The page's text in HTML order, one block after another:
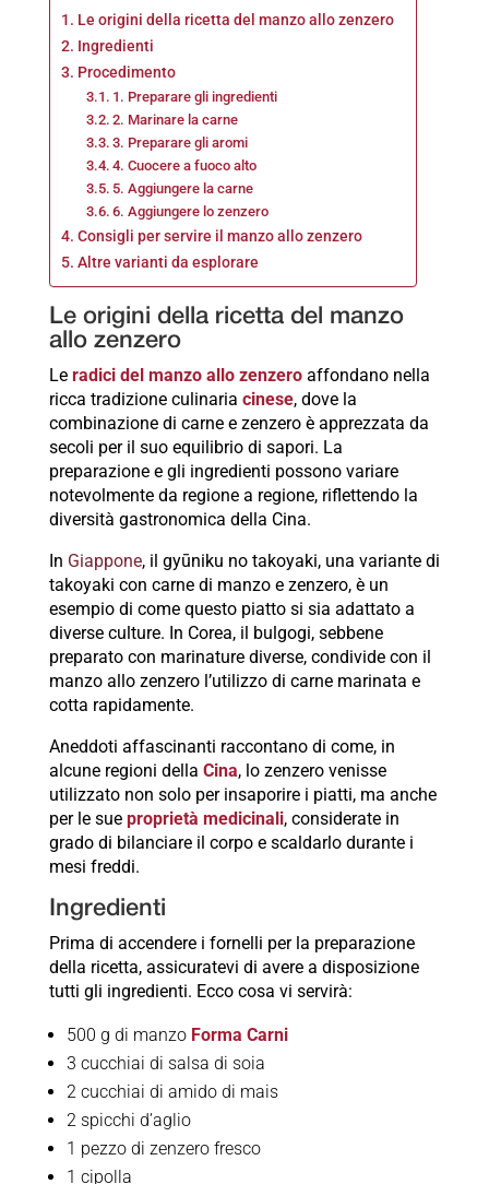
Le origini della ricetta del manzo allo zenzero
Ingredienti
Procedimento
1. Preparare gli ingredienti
2. Marinare la carne
3. Preparare gli aromi
4. Cuocere a fuoco alto
5. Aggiungere la carne
6. Aggiungere lo zenzero
Consigli per servire il manzo allo zenzero
Altre varianti da esplorare
Le origini della ricetta del manzo
allo zenzero
Le radici del manzo allo zenzeroaffondano nella
ricca tradizione culinaria cinese, dove la
combinazione di carne e zenzero è apprezzata da
secoli per il suo equilibrio di sapori. La
preparazione e gli ingredienti possono variare
notevolmente da regione a regione, riflettendo la
diversità gastronomica della Cina.
In Giappone, il gyūniku no takoyaki, una variante di
takoyaki con carne di manzo e zenzero, è un
esempio di come questo piatto si sia adattato a
diverse culture. In Corea, il bulgogi, sebbene
preparato con marinature diverse, condivide con il
manzo allo zenzero l’utilizzo di carne marinata e
cotta rapidamente.
Aneddoti affascinanti raccontano di come, in
alcune regioni della Cina, lo zenzero venisse
utilizzato non solo per insaporire i piatti, ma anche
per le sueproprietà medicinali, considerate in
grado di bilanciare il corpo e scaldarlo durante i
mesi freddi.
Ingredienti
Prima di accendere i fornelli per la preparazione
della ricetta, assicuratevi di avere a disposizione
tutti gli ingredienti. Ecco cosa vi servirà:
500 g di manzo Forma Carni
3 cucchiai di salsa di soia
2 cucchiai di amido di mais
2 spicchi d’aglio
1 pezzo di zenzero fresco
1 cipolla